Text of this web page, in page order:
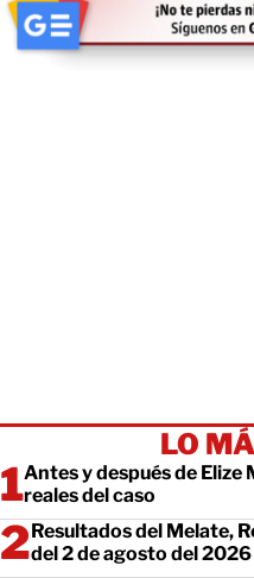
LO
Antes y después de Elize
reales del caso
Resultados del Melate,
del 2 de agosto del 2026